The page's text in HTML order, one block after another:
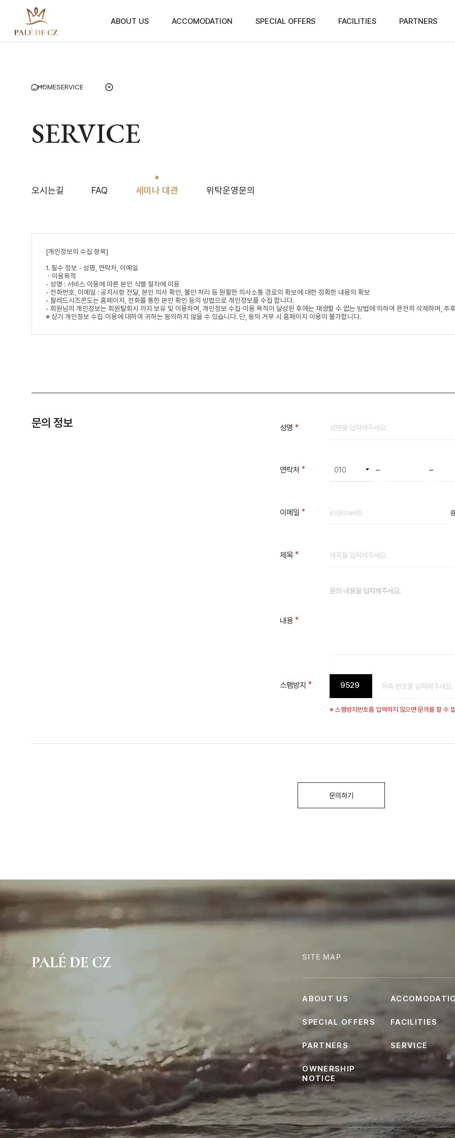
ABOUT US ACCOMODATION SPECIAL OFFERS FACILITIES PARTNERS
SERVICE
HOMESERVICE
오시는길 FAQ 세미나 대관 위탁운영문의
문의 정보 성명
연락처
이메일 필수항목
제목
내용
스팸방지 9529
※ 스팸방지번호를 입력하지 않으면 문의를 할 수
문의하기
SITE MAP
ABOUT US
SPECIAL OFFERS FACILITIES
PARTNERS SERVICE
OWNERSHIP
NOTICE